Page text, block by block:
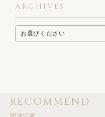
ARCHIVES
RECOMMEND